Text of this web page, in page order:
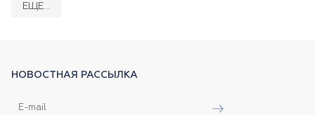
ЕЩЕ...
НОВОСТНАЯ РАССЫЛКА